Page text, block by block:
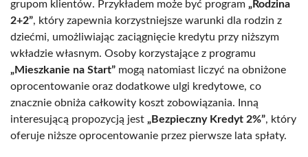
grupom klientów. Przykładem może być program „Rodzina
2+2”, który zapewnia korzystniejsze warunki dla rodzin z
dziećmi, umożliwiając zaciągnięcie kredytu przy niższym
wkładzie własnym. Osoby korzystające z programu
„Mieszkanie na Start” mogą natomiast liczyć na obniżone
oprocentowanie oraz dodatkowe ulgi kredytowe, co
znacznie obniża całkowity koszt zobowiązania. Inną
interesującą propozycją jest „Bezpieczny Kredyt 2%”, który
oferuje niższe oprocentowanie przez pierwsze lata spłaty.